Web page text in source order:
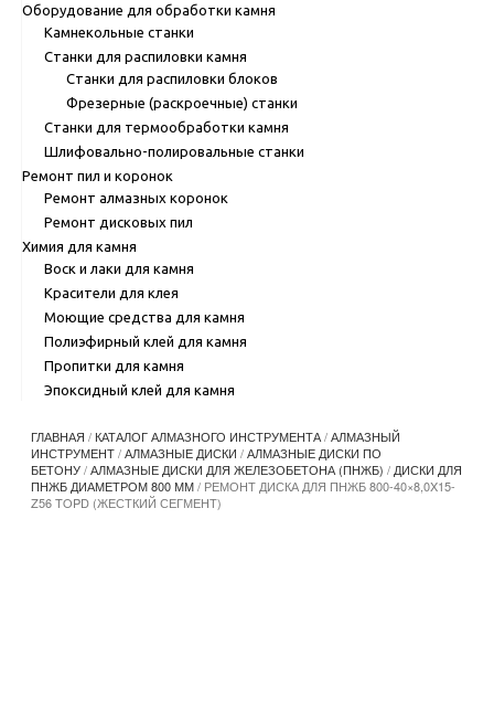
Оборудование для обработки камня
Камнекольные станки
Станки для распиловки камня
Станки для распиловки блоков
Фрезерные (раскроечные) станки
Станки для термообработки камня
Шлифовально-полировальные станки
Ремонт пил и коронок
Ремонт алмазных коронок
Ремонт дисковых пил
Химия для камня
Воск и лаки для камня
Красители для клея
Моющие средства для камня
Полиэфирный клей для камня
Пропитки для камня
Эпоксидный клей для камня
ГЛАВНАЯ / КАТАЛОГ АЛМАЗНОГО ИНСТРУМЕНТА/АЛМАЗНЫЙ
ИНСТРУМЕНТ/АЛМАЗНЫЕ ДИСКИ /АЛМАЗНЫЕ ДИСКИ ПО
БЕТОНУ/АЛМАЗНЫЕ ДИСКИ ДЛЯ ЖЕЛЕЗОБЕТОНА (ПНЖБ) / ДИСКИ ДЛЯ
ПНЖБ ДИАМЕТРОМ 800 ММ/ РЕМОНТ ДИСКА ДЛЯ ПНЖБ 800-40×8,0X15-
Z56 TOPD (ЖЕСТКИЙ СЕГМЕНТ)